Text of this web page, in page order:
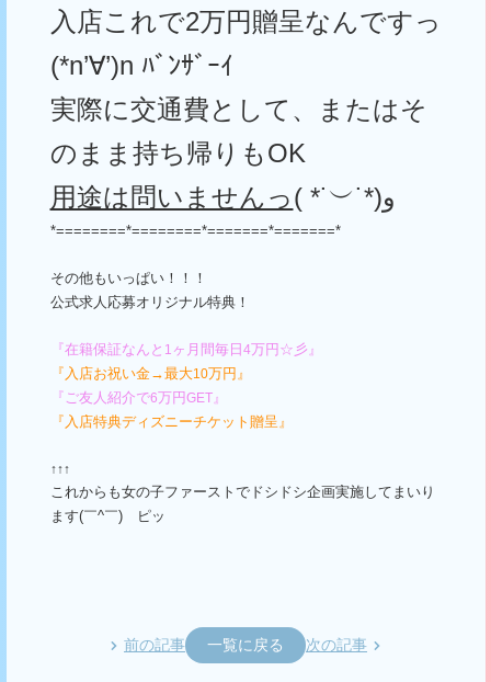
入店これで2万円贈呈なんですっ
(*n’∀’)n ﾊﾞﾝｻﾞｰｲ
実際に交通費として、またはそ
のまま持ち帰りもOK
用途は問いませんっ( *˙︶˙*)و
*========*========*=======*=======*
その他もいっぱい！！！
公式求人応募オリジナル特典！
『在籍保証なんと 1 ヶ月間毎日 4万円☆彡』
『入店お祝い金→最大10万円』
『ご友人紹介で6万円GET』
『入店特典ディズニーチケット贈呈』
↑↑↑
これからも女の子ファーストでドシドシ企画実施してまいり
ます(￣^￣)ゞピッ
前の記事 一覧に戻る 次の記事